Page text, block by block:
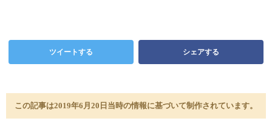
ツイートする シェアする
この記事は2019年6月20日当時の情報に基づいて制作されています。